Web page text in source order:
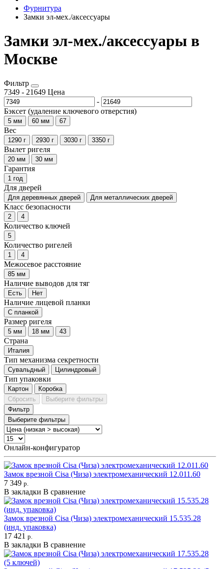
Фурнитура
Замки эл-мех./аксессуары
Замки эл-мех./аксессуары в
Москве
Фильтр
7349 - 21649 Цена
-
Бэксет (удаление ключевого отверстия)
5 мм 60 мм 67
Вес
1290 г 2930 г 3030 г 3350 г
Вылет ригеля
20 мм 30 мм
Гарантия
1 год
Для дверей
Для деревянных дверей Для металлических дверей
Класс безопасности
2 4
Количество ключей
5
Количество ригелей
1 4
Межосевое расстояние
85 мм
Наличие выводов для тяг
Есть Нет
Наличие лицевой планки
С планкой
Размер ригеля
5 мм 18 мм 43
Страна
Италия
Тип механизма секретности
Сувальдный Цилиндровый
Тип упаковки
Картон
Коробка
Сбросить
Выберите фильтры
Фильтр
Выберите фильтры
Онлайн-конфигуратор
Замок врезной Cisa (Чиза) электромеханический 12.011.60
7 349 р.
В закладки В сравнение
Замок врезной Cisa (Чиза) электромеханический 15.535.28
(инд. упаковка)
17 421 р.
В закладки В сравнение